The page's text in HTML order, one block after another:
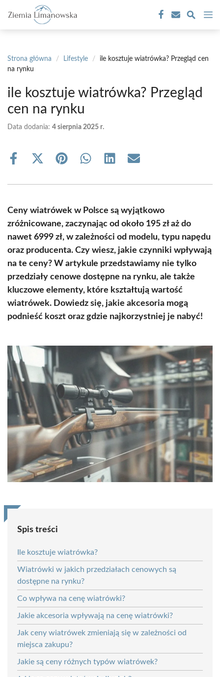
treści
Strona główna / Lifestyle /
ile kosztuje wiatrówka? Przegląd cen
na rynku
ile kosztuje wiatrówka? Przegląd
cen na rynku
Data dodania: 4 sierpnia 2025 r.
Share
Share
(Twitter)
Share Share Share Share
Ceny wiatrówek w Polsce są wyjątkowo
zróżnicowane, zaczynając od około 195 zł aż do
nawet 6999 zł, w zależności od modelu, typu napędu
oraz producenta. Czy wiesz, jakie czynniki wpływają
na te ceny? W artykule przedstawiamy nie tylko
przedziały cenowe dostępne na rynku, ale także
kluczowe elementy, które kształtują wartość
wiatrówek. Dowiedz się, jakie akcesoria mogą
podnieść koszt oraz gdzie najkorzystniej je nabyć!
Spis treści
Ile kosztuje wiatrówka?
Wiatrówki w jakich przedziałach cenowych są
dostępne na rynku?
Co wpływa na cenę wiatrówki?
Jakie akcesoria wpływają na cenę wiatrówki?
Jak ceny wiatrówek zmieniają się w zależności od
miejsca zakupu?
Jakie są ceny różnych typów wiatrówek?